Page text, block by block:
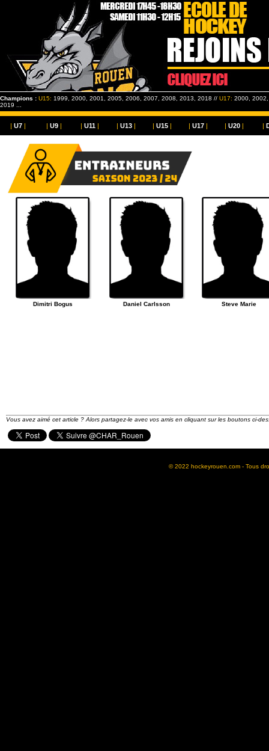
Champions : U15: 1999, 2000, 2001, 2005, 2006, 2007, 2008, 2013, 2018 // U17: 2000,
2019 ...
| U7 | | U9 | |U11 | | U13 | | U15 | | U17 | | U20 | |
Dimitri Bogus Daniel Carlsson Steve Marie
Vous avez aimé cet article ? Alors partagez-le avec vos amis en cliquant sur les boutons ci-
© 2022 hockeyrouen.com - Tous